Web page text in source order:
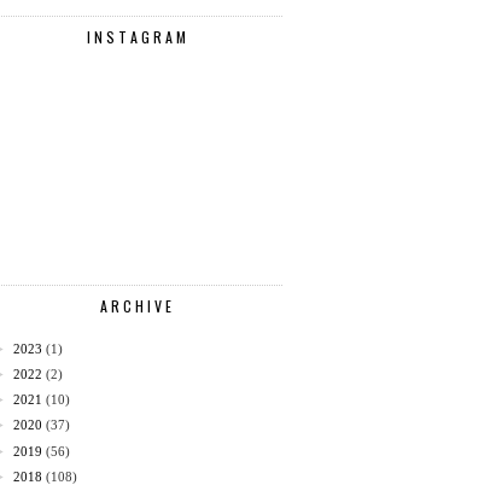
INSTAGRAM
ARCHIVE
2023 (1)
2022 (2)
2021 (10)
2020 (37)
2019 (56)
2018 (108)